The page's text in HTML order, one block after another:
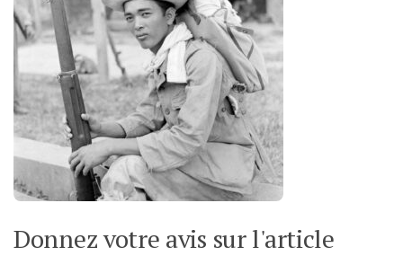
Donnez votre avis sur l'article